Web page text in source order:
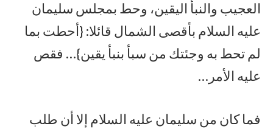
العجيب والنبأ اليقين، وحط بمجلس سليمان
عليه السلام بأقصى الشمال قائلا: {أحطت بما
لم تحط به وجئتك من سبأ بنبأ يقين}… فقص
عليه الأمر…
فما كان من سليمان عليه السلام إلا أن طلب